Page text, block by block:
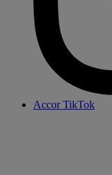
Accor TikTok